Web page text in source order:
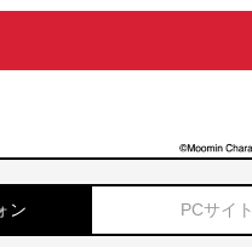
ン PCサイト